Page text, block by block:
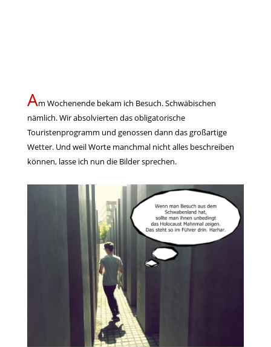
Am Wochenende bekam ich Besuch. Schwäbischen
nämlich. Wir absolvierten das obligatorische
Touristenprogramm und genossen dann das großartige
Wetter. Und weil Worte manchmal nicht alles beschreiben
können, lasse ich nun die Bilder sprechen.